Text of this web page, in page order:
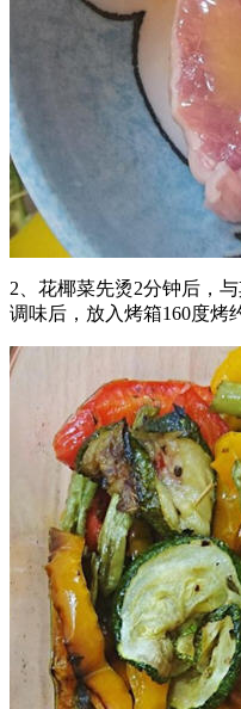
2、花椰菜先烫2分钟后，
调味后，放入烤箱160度烤